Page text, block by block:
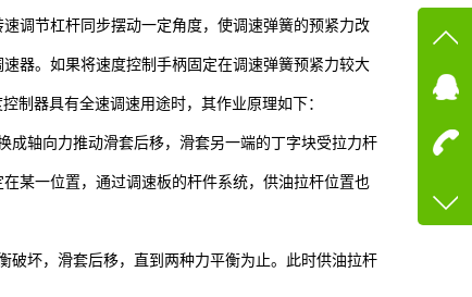
调节杠杆同步摆动一定角度，使调速弹簧的预紧力改
器。如果将速度控制手柄固定在调速弹簧预紧力较大
制器具有全速调速用途时，其作业原理如下：
成轴向力推动滑套后移，滑套另一端的丁字块受拉力杆
某一位置，通过调速板的杆件系统，供油拉杆位置也
破坏，滑套后移，直到两种力平衡为止。此时供油拉杆